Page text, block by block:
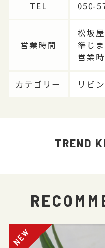
TEL 050-
営業時間
松坂
準じ
営業
カテゴリー リビ
TREND